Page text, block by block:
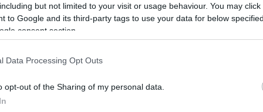
but not limited to your visit or usage behaviour. You may
to Google and its third-party tags to use your data for below
consent section.
Data Processing Opt Outs
opt-out of the Sharing of my personal data.